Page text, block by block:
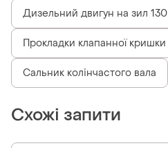
Дизельний двигун на зил 130
Прокладки клапанної кришки
Сальник колінчастого вала
Схожі запити